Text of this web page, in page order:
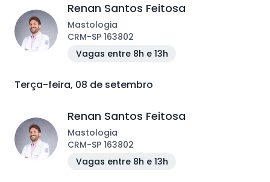
Renan Santos Feitosa
Mastologia
CRM-SP 163802
Vagas entre 8h e 13h
Terça-feira, 08 de setembro
Renan Santos Feitosa
Mastologia
CRM-SP 163802
Vagas entre 8h e 13h